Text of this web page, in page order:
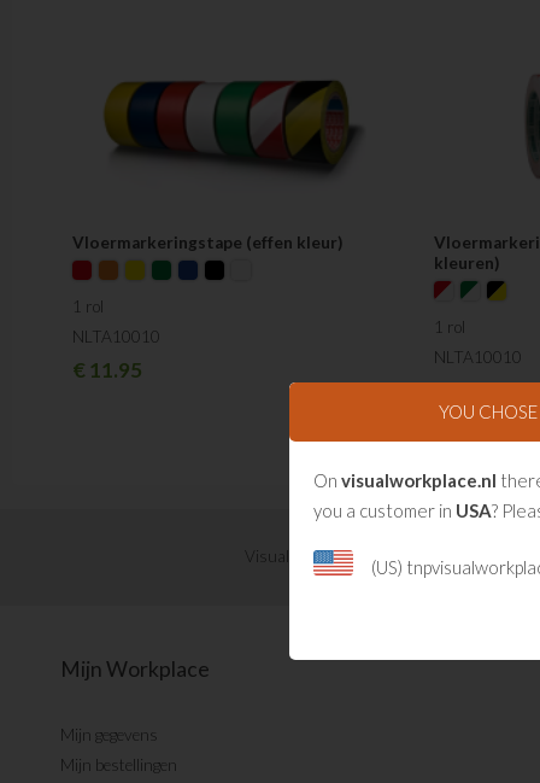
Vloermarkeringstape (effen kleur)
1 rol
NLTA10010
€11.95
kleuren)
1 rol
NLTA10010
€12.95
Visual Management updates ontvangen?
Mijn Workplace
Mijn gegevens
Mijn bestellingen
YOU CHOSE
On visualworkplace.nl
you a customer in USA?
(US)